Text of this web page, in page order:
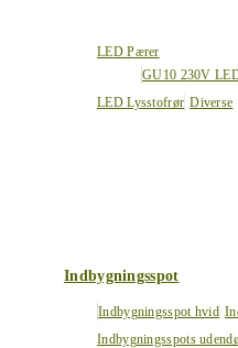
LED Pærer
GU10 230V
LED Lysstofrør Diverse
Indbygningsspot
Indbygningsspot hvid
Indbygningsspots